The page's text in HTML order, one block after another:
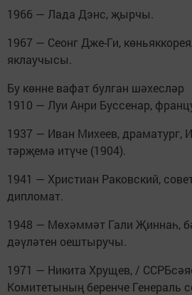
1966 — Лада Дэнс, җырчы.
1967 — Сеонг Дже-Ги,
яклаучысы.
Бу көнне вафат булган шәхесләр
1910 — Луи Анри Буссенар,
1937 — Иван Михеев, драматург,
тәрҗемә итүче (1904).
1941 — Христиан Раковский,
дипломат.
1948 — Мөхәммәт Гали Җиннаһ,
дәүләтен оештыручы.
1971 — Никита Хрущев, /
Комитетының беренче Генераль